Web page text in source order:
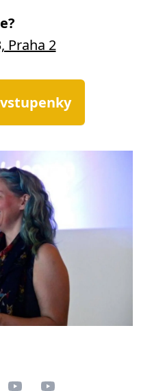
Praha 2
YouTubeLinkedIn